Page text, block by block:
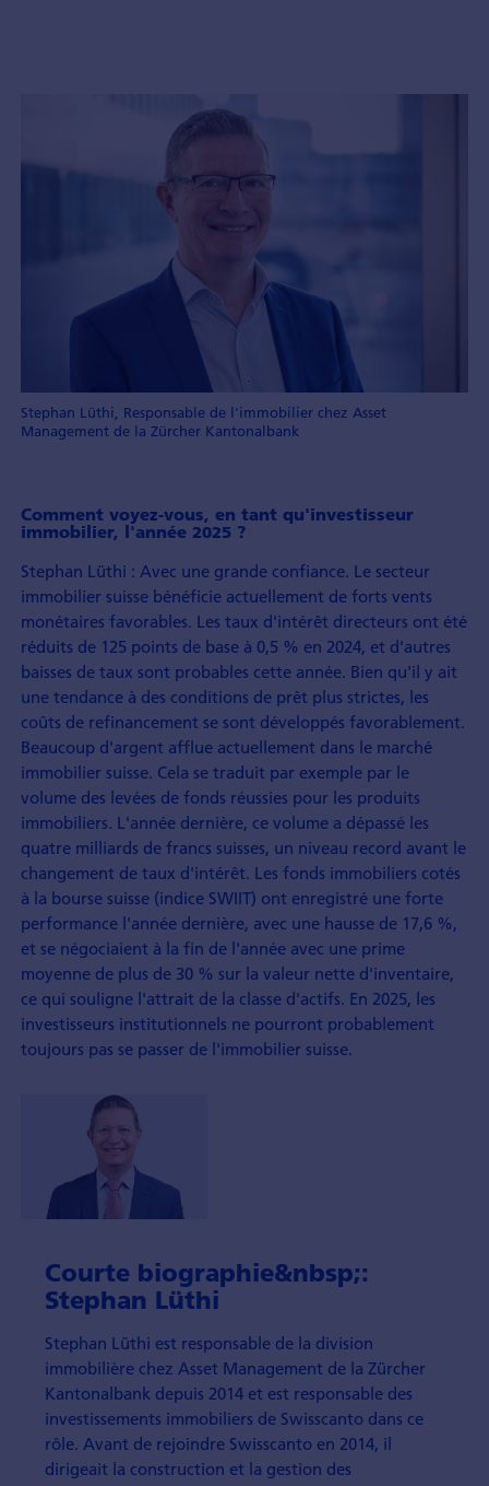
Stephan Lüthi, Responsable de l'immobilier chez Asset
Management de la Zürcher Kantonalbank
Comment voyez-vous, en tant qu'investisseur
immobilier, l'année 2025 ?
Stephan Lüthi : Avec une grande confiance. Le secteur
immobilier suisse bénéficie actuelle­ment de forts vents
monétaires favorables. Les taux d'intérêt directeurs ont été
réduits de 125 points de base à 0,5 % en 2024, et d'autres
baisses de taux sont probables cette année. Bien qu'il y ait
une tendance à des conditions de prêt plus strictes, les
coûts de refinance­ment se sont développés favorable­ment.
Beaucoup d'argent afflue actuelle­ment dans le marché
immobilier suisse. Cela se traduit par exemple par le
volume des levées de fonds réussies pour les produits
immobiliers. L'année dernière, ce volume a dépassé les
quatre milliards de francs suisses, un niveau record avant le
change­ment de taux d'intérêt. Les fonds immobiliers cotés
à la bourse suisse (indice SWIIT) ont enregistré une forte
performance l'année dernière, avec une hausse de 17,6 %,
et se négociaient à la fin de l'année avec une prime
moyenne de plus de 30 % sur la valeur nette d'inventaire,
ce qui souligne l'attrait de la classe d'actifs. En 2025, les
investisseurs institutionnels ne pourront probable­ment
toujours pas se passer de l'immobilier suisse.
Courte biographie&nbsp;:
Stephan Lüthi
Stephan Lüthi est responsable de la division
immobilière chez Asset Management de la Zürcher
Kantonalbank depuis 2014 et est responsable des
investisse­ments immobiliers de Swisscanto dans ce
rôle. Avant de rejoindre Swisscanto en 2014, il
dirigeait la construction et la gestion des